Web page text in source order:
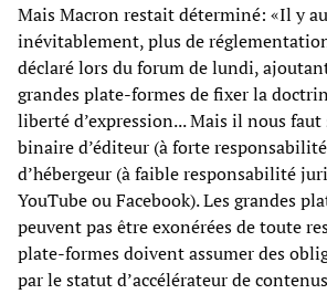
Mais Macron restait déterminé: «Il y
inévitablement, plus de
déclaré lors du forum de lundi,
grandes plate-formes de fixer la
liberté d’expression... Mais il nous
binaire d’éditeur (à forte
d’hébergeur (à faible responsabilité
YouTube ou Facebook). Les grandes
peuvent pas être exonérées de toute
plate-formes doivent assumer des
par le statut d’accélérateur de